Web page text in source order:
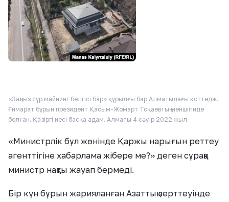
«Заңсыз сұр майнинг белгісі бар» құрылғы бар Алматыдағы коттедж.
Ғимарат бұрын президент Қасым-Жомарт Тоқаевтың меншігінде
болған. Қазіргі иесі басқа адам. Алматы 4 сәуір 2022 жыл.
«Министрлік бұл жөнінде Қаржы нарығын реттеу
агенттігіне хабарлама жібере ме?» деген сұраққа
министр нақты жауап бермеді.
Бір күн бұрын жарияланған Азаттық зерттеуінде